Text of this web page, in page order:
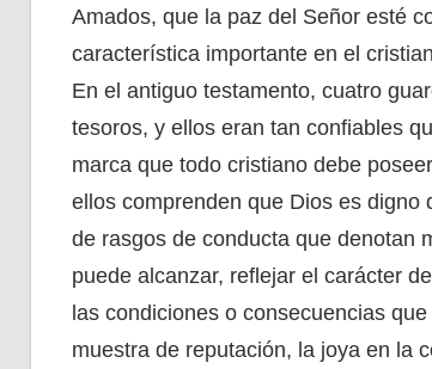
Amados, que la paz del Señor esté
característica importante en el
En el antiguo testamento, cuatro
tesoros, y ellos eran tan confiables
marca que todo cristiano debe
ellos comprenden que Dios es
de rasgos de conducta que denotan
puede alcanzar, reflejar el carácter
las condiciones o consecuencias
muestra de reputación, la joya en la